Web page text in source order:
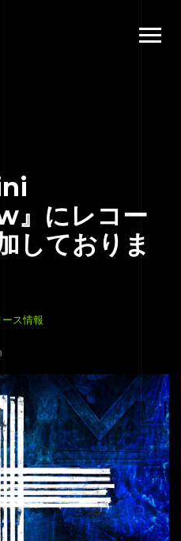
』にレコー
しておりま
ース情報